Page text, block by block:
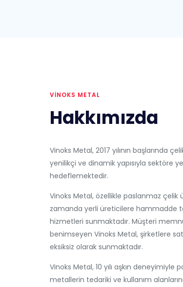
VINOKS METAL
Hakkımızda
Vinoks Metal, 2017 yılının başlarında
yenilikçi ve dinamik yapısıyla sektöre
hedeflemektedir.
Vinoks Metal, özellikle paslanmaz çelik
zamanda yerli üreticilere hammadde
hizmetleri sunmaktadır. Müşteri
benimseyen Vinoks Metal, şirketlere
eksiksiz olarak sunmaktadır.
Vinoks Metal, 10 yılı aşkın
metallerin tedariki ve kullanım